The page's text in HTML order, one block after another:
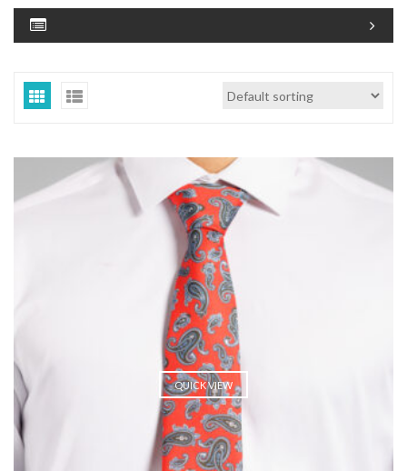
QUICK VIEW